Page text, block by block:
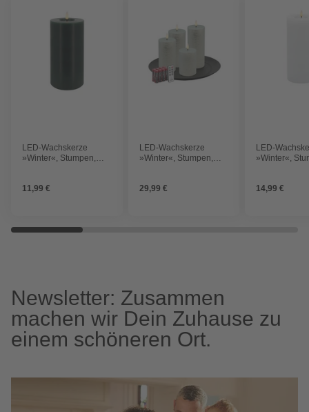
LED-Wachskerze
»Winter«, Stumpen,
11,99 €
LED-Wachskerze
»Winter«, Stumpen,
29,99 €
LED-
»Winter«,
14,99 €
Newsletter: Zusammen
machen wir Dein Zuhause zu
einem schöneren Ort.